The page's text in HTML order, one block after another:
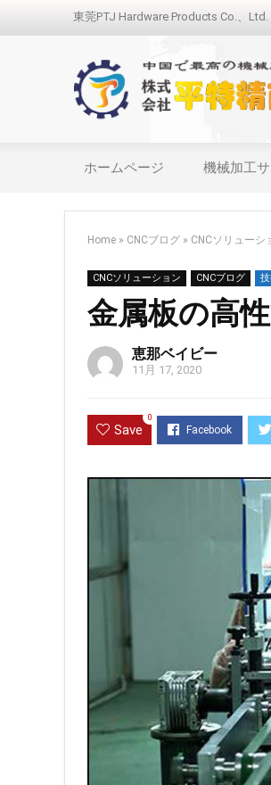
東莞PTJ Hardware Products Co.、Ltd.
ホームページ 機械加工
Home » CNCブログ » CNCソリューシ
CNCソリューション CNCブログ
金属板の高
恵那ベイビー
11月 17, 2020
Save
0